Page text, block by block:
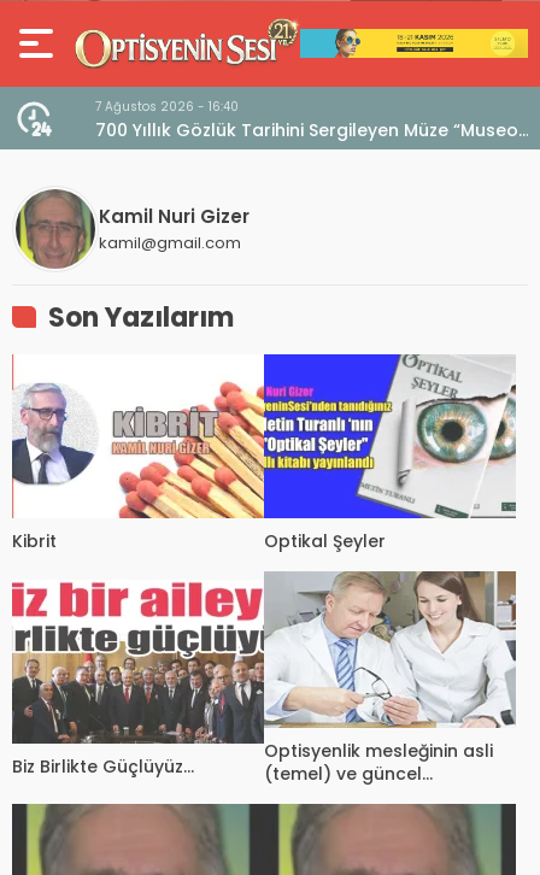
7 Ağustos 2026 - 16:40
700 Yıllık Gözlük Tarihini Sergileyen Müze “Museo
dell’Occhiale”
Kamil Nuri Gizer
kamil@gmail.com
Son Yazılarım
Kibrit Optikal Şeyler
Biz Birlikte Güçlüyüz…
Optisyenlik mesleğinin asli
(temel) ve güncel
üzerine notlar (2)